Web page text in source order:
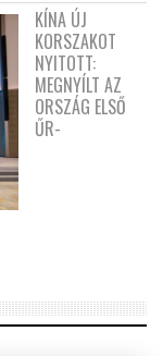
KÍNA ÚJ
KORSZAKOT
NYITOTT:
MEGNYÍLT AZ
ORSZÁG ELSŐ
ŰR-